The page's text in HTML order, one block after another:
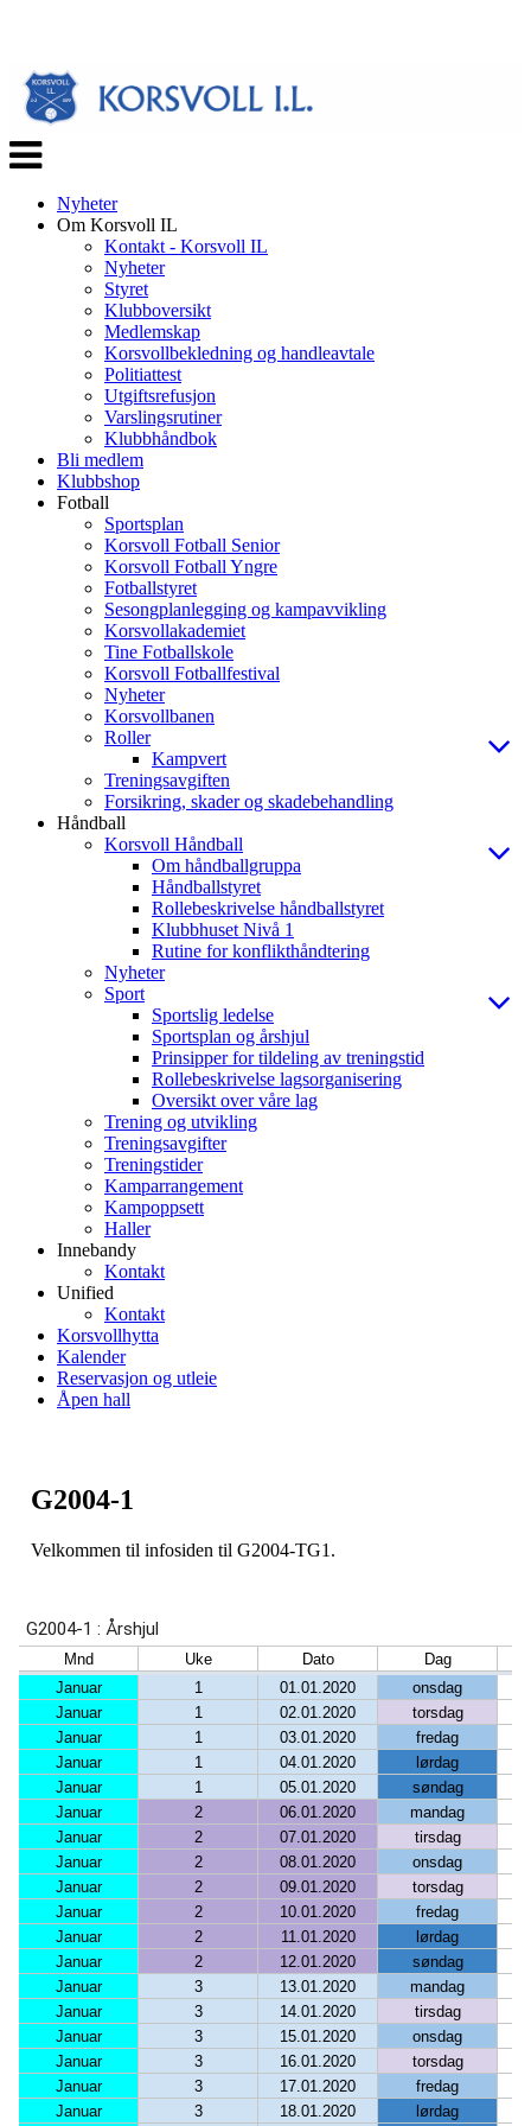
Veksle
navigasjon
Nyheter
Om Korsvoll IL
Kontakt - Korsvoll IL
Nyheter
Styret
Klubboversikt
Medlemskap
Korsvollbekledning og handleavtale
Politiattest
Utgiftsrefusjon
Varslingsrutiner
Klubbhåndbok
Bli medlem
Klubbshop
Fotball
Sportsplan
Korsvoll Fotball Senior
Korsvoll Fotball Yngre
Fotballstyret
Sesongplanlegging og kampavvikling
Korsvollakademiet
Tine Fotballskole
Korsvoll Fotballfestival
Nyheter
Korsvollbanen
Roller
Kampvert
Treningsavgiften
Forsikring, skader og skadebehandling
Håndball
Korsvoll Håndball
Om håndballgruppa
Håndballstyret
Rollebeskrivelse håndballstyret
Klubbhuset Nivå 1
Rutine for konflikthåndtering
Nyheter
Sport
Sportslig ledelse
Sportsplan og årshjul
Prinsipper for tildeling av treningstid
Rollebeskrivelse lagsorganisering
Oversikt over våre lag
Trening og utvikling
Treningsavgifter
Treningstider
Kamparrangement
Kampoppsett
Haller
Innebandy
Kontakt
Unified
Kontakt
Korsvollhytta
Kalender
Reservasjon og utleie
Åpen hall
G2004-1
Velkommen til infosiden til G2004-TG1.